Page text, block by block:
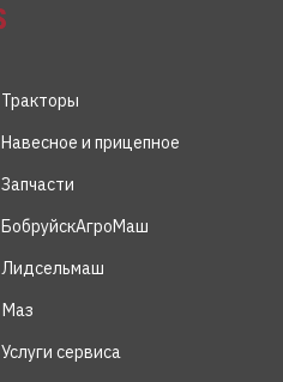
Услуги сервиса
Маз
Лидсельмаш
БобруйскАгроМаш
Запчасти
Навесное и прицепное
Тракторы